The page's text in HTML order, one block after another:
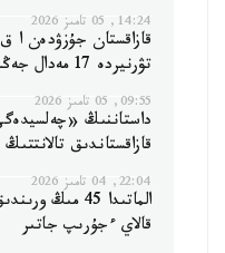
14:24, 05 تامىز 2026
قازاقستان جۇزۋدەن ا
تۋرنيردە 17 مەدال جەڭىپ الدى
09:55, 05 تامىز 2026
داستاننىڭ
قازاقستاندىق
22:04, 04 تامىز 2026
الماتىدا 45
قالاي ءجۇرىپ جاتىر